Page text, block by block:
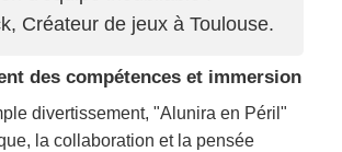
Créateur de jeux à Toulouse.
des compétences et immersion
divertissement, "Alunira en Péril"
la collaboration et la pensée